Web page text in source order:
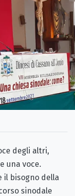
degli altri,
una voce.
il bisogno della
sinodale